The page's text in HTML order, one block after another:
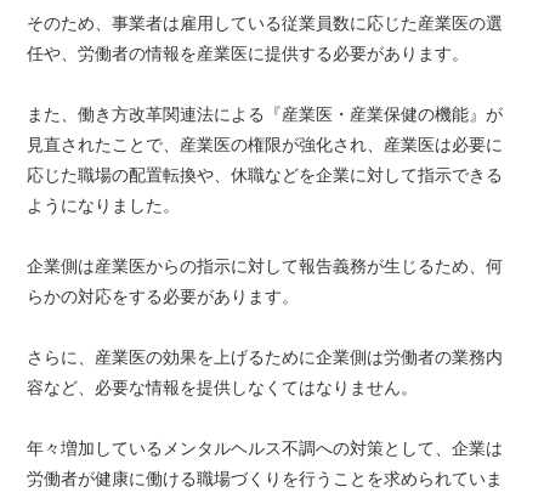
そのため、事業者は雇用している従業員数に応じた産業医の選
任や、労働者の情報を産業医に提供する必要があります。
また、働き方改革関連法による『産業医・産業保健の機能』が
見直されたことで、産業医の権限が強化され、産業医は必要に
応じた職場の配置転換や、休職などを企業に対して指示できる
ようになりました。
企業側は産業医からの指示に対して報告義務が生じるため、何
らかの対応をする必要があります。
さらに、産業医の効果を上げるために企業側は労働者の業務内
容など、必要な情報を提供しなくてはなりません。
年々増加しているメンタルヘルス不調への対策として、企業は
労働者が健康に働ける職場づくりを行うことを求められていま